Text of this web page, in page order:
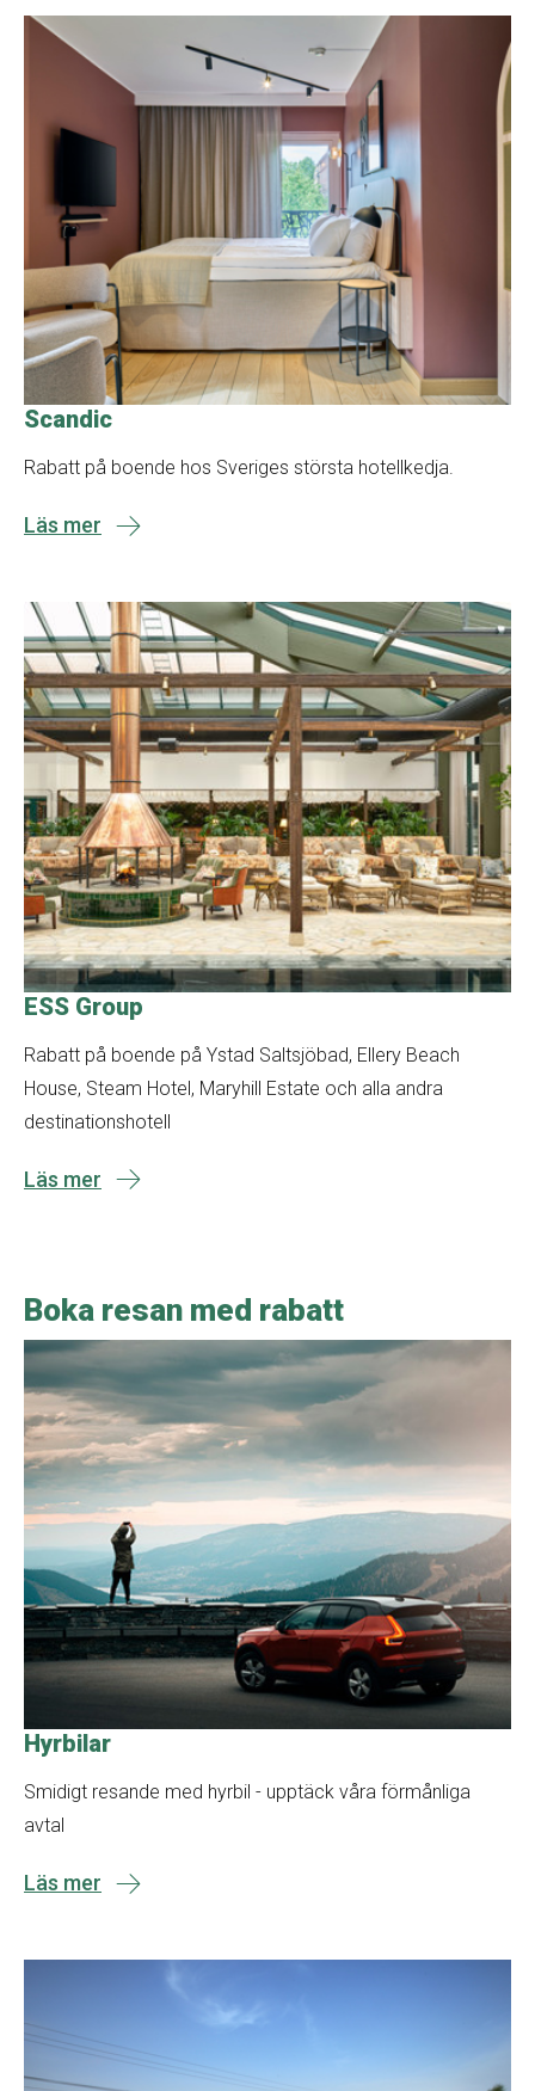
Scandic
Rabatt på boende hos Sveriges största hotellkedja.
Läs mer
ESS Group
Rabatt på boende på Ystad Saltsjöbad, Ellery Beach
House, Steam Hotel, Maryhill Estate och alla andra
destinationshotell
Läs mer
Boka resan med rabatt
Hyrbilar
Smidigt resande med hyrbil - upptäck våra förmånliga
avtal
Läs mer